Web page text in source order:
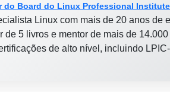
do Board do Linux Professional Institute
Linux com mais de 20 anos de
de 5 livros e mentor de mais de
de alto nível, incluindo